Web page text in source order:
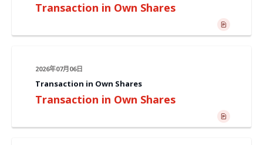
Transaction in Own Shares
2026年07月06日
Transaction in Own Shares
Transaction in Own Shares